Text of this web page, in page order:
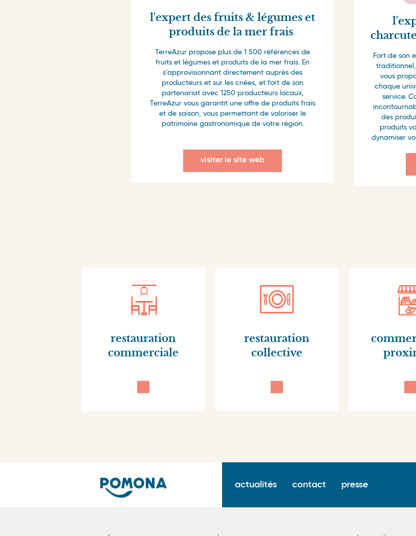
l'expert des fruits & légumes et
produits de la mer frais
TerreAzur propose plus de 1 500 références de
fruits et légumes et produits de la mer frais. En
s’approvisionnant directement auprès des
producteurs et sur les criées, et fort de son
partenariat avec 1250 producteurs locaux,
TerreAzur vous garantit une offre de produits frais
et de saison, vous permettant de valoriser le
patrimoine gastronomique de votre région.
visiter le site web
Fort de son
vous
chaque
service.
des
produits
dynamiser
restauration
commerciale
restauration
collective
menu
actualités contact presse